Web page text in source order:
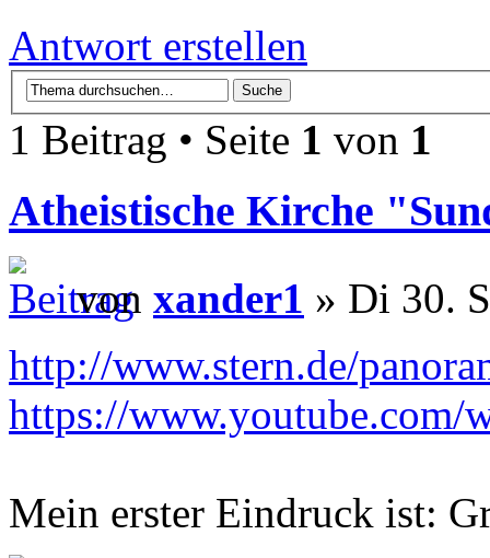
Antwort erstellen
1 Beitrag • Seite 1 von 1
Atheistische Kirche
von xander1 » Di 30.
http://www.stern.de/
https://www.youtube.com/
Mein erster Eindruck ist: